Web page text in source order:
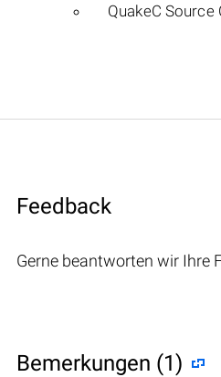
QuakeC Source
Feedback
Gerne beantworten wir Ihre
Bemerkungen (1)